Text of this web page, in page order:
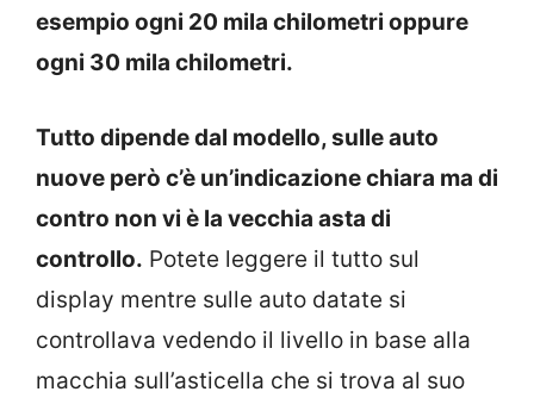
esempio ogni 20 mila chilometri oppure
ogni 30 mila chilometri.
Tutto dipende dal modello, sulle auto
nuove però c’è un’indicazione chiara ma di
contro non vi è la vecchia asta di
controllo. Potete leggere il tutto sul
display mentre sulle auto datate si
controllava vedendo il livello in base alla
macchia sull’asticella che si trova al suo